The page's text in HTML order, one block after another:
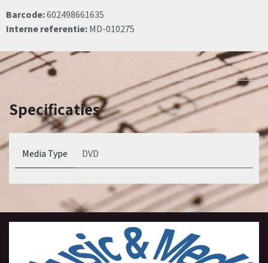
Barcode:602498661635
Interne referentie: MD-010275
Specificaties
Media Type DVD